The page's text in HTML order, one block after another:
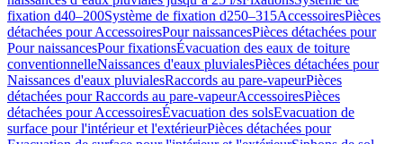
fixation d40–200Système de fixation d250–315AccessoiresPièces
détachées pour AccessoiresPour naissancesPièces détachées pour
Pour naissancesPour fixationsÉvacuation des eaux de toiture
conventionnelleNaissances d'eaux pluvialesPièces détachées pour
Naissances d'eaux pluvialesRaccords au pare-vapeurPièces
détachées pour Raccords au pare-vapeurAccessoiresPièces
détachées pour AccessoiresÉvacuation des solsEvacuation de
surface pour l'intérieur et l'extérieurPièces détachées pour